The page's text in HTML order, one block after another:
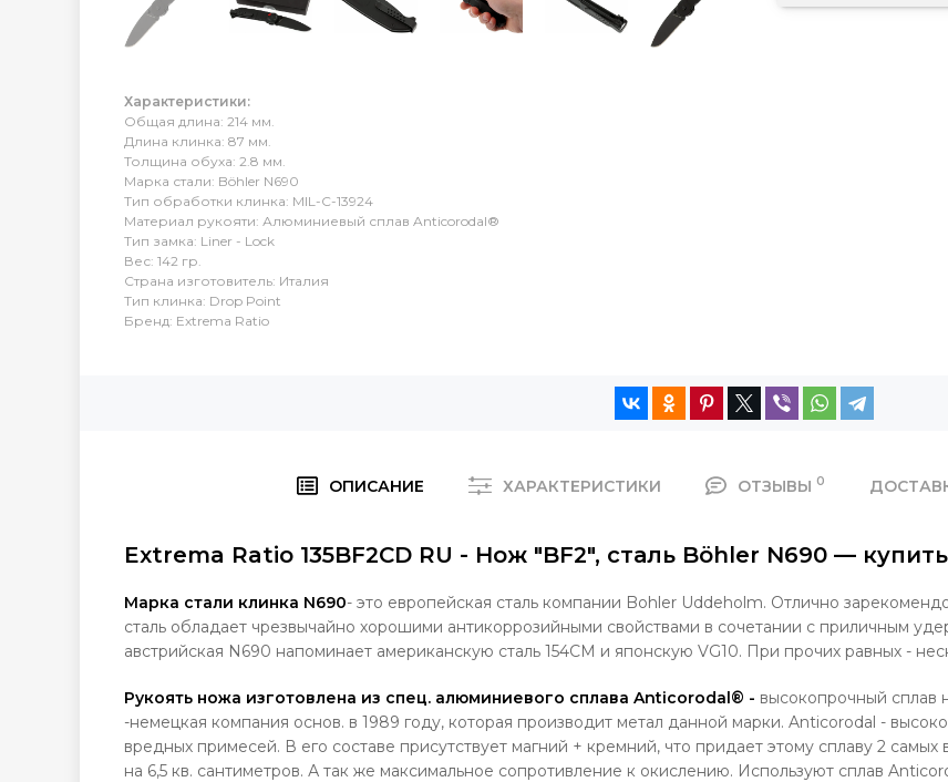
Характеристики:
Общая длина: 214 мм.
Длина клинка: 87 мм.
Толщина обуха: 2.8 мм.
Марка стали: Böhler N690
Тип обработки клинка: MIL-C-13924
Материал рукояти: Алюминиевый сплав Anticorodal®
Тип замка: Liner - Lock
Вес: 142 гр.
Страна изготовитель: Италия
Тип клинка: Drop Point
Бренд: Extrema Ratio
ОПИСАНИЕ ХАРАКТЕРИСТИКИ ОТЗЫВЫ 0
Extrema Ratio 135BF2CD RU - Нож "BF2", сталь Böhler N690 — купить
Марка стали клинка N690- это европейская сталь компании Bohler Uddeholm. Отлично
сталь обладает чрезвычайно хорошими антикоррозийными свойствами в сочетании с приличным
австрийская N690 напоминает американскую сталь 154СМ и японскую VG10. При прочих равных -
Рукоять ножа изготовлена из спец. алюминиевого сплава Anticorodal® - высокопрочный сплав
-немецкая компания основ. в 1989 году, которая производит метал данной марки. Anticorodal -
вредных примесей. В его составе присутствует магний + кремний, что придает этому сплаву 2
на 6,5 кв. сантиметров. А так же максимальное сопротивление к окислению. Используют сплав